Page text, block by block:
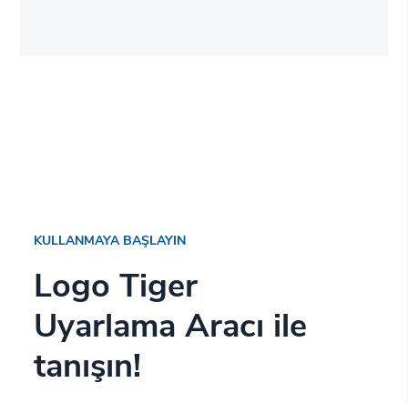
KULLANMAYA BAŞLAYIN
Logo Tiger
Uyarlama Aracı ile
tanışın!